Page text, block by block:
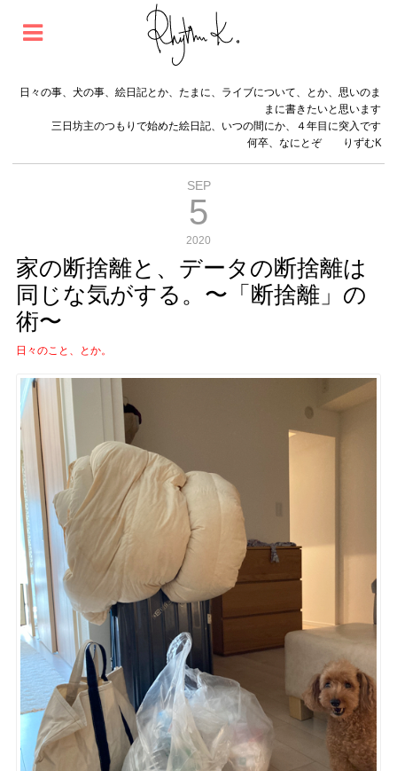
日々の事、犬の事、絵日記とか、たまに、ライブについて、とか、思いのま
まに書きたいと思います
三日坊主のつもりで始めた絵日記、いつの間にか、４年目に突入です
何卒、なにとぞ りずむK
SEP
5
2020
家の断捨離と、データの断捨離は
同じな気がする。〜「断捨離」の
術〜
日々のこと、とか。